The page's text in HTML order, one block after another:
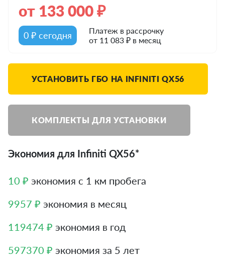
от 133 000₽
0 ₽ сегодня
Платеж в рассрочку
от 11 083 ₽ в месяц
УСТАНОВИТЬ ГБО НА INFINITI QX56
КОМПЛЕКТЫ ДЛЯ УСТАНОВКИ
Экономия для Infiniti QX56*
10 ₽ экономия с 1 км пробега
9957 ₽ экономия в месяц
119474 ₽ экономия в год
597370 ₽ экономия за 5 лет